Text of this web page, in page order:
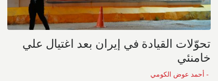
تحوّلات القيادة في إيران بعد اغتيال علي
خامنئي
- أحمد عوض الكومي